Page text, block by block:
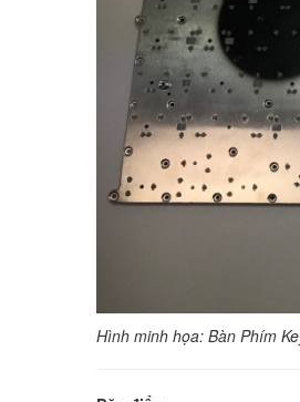
Hình minh họa: Bàn Phím